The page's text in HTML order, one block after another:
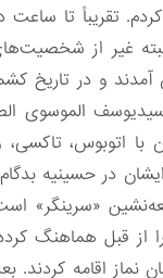
تقریباً تا
غیر از
آمدند و در تاریخ
با اتوبوس،
در حسینیه
«سرینگر»
از قبل هماهنگ
نماز اقامه کردند.